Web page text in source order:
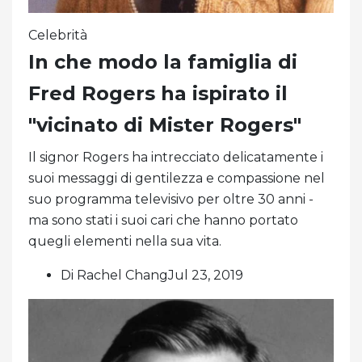
Celebrità
In che modo la famiglia di
Fred Rogers ha ispirato il
"vicinato di Mister Rogers"
Il signor Rogers ha intrecciato delicatamente i
suoi messaggi di gentilezza e compassione nel
suo programma televisivo per oltre 30 anni -
ma sono stati i suoi cari che hanno portato
quegli elementi nella sua vita.
Di Rachel ChangJul 23, 2019